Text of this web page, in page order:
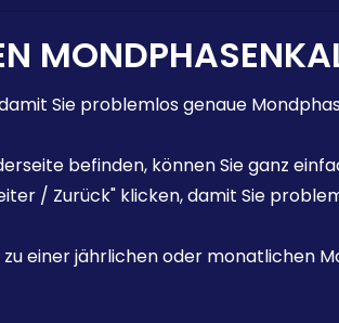
Sie problemlos genaue
befinden, können Sie ganz
/ Zurück" klicken, damit Sie
zu einer jährlichen oder monatlichen